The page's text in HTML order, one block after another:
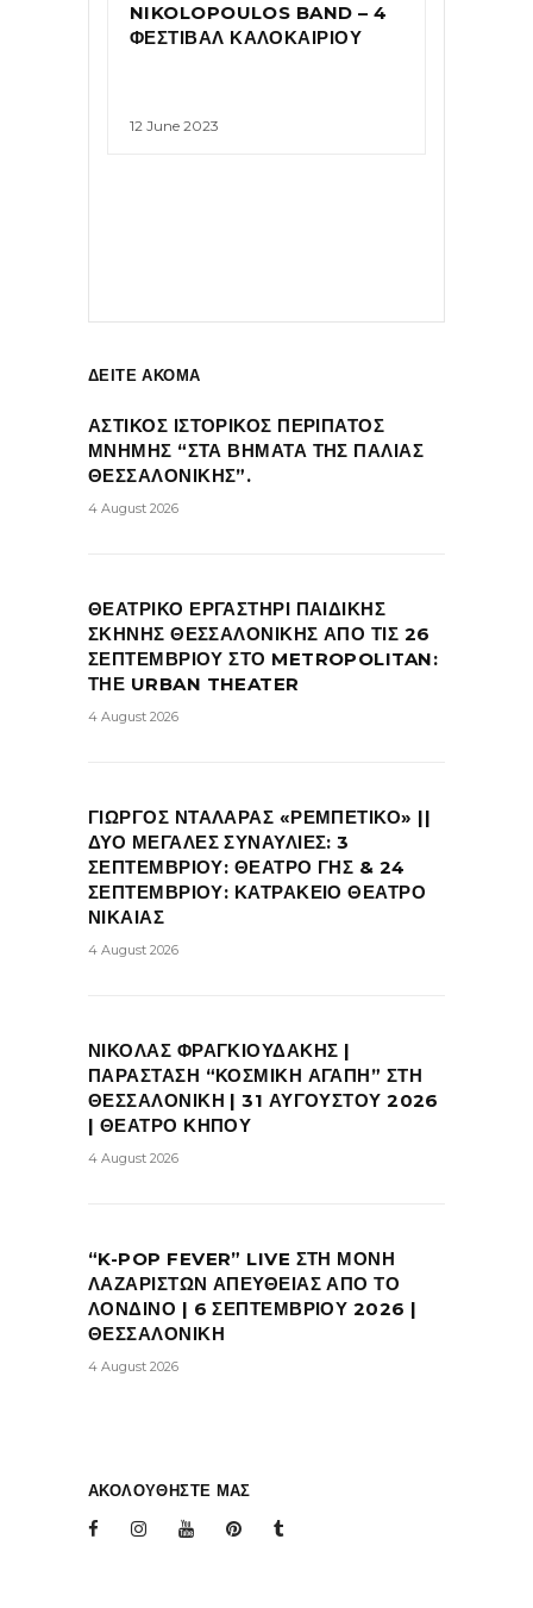
NIKOLOPOULOS BAND – 4
ΦΕΣΤΙΒΑΛ ΚΑΛΟΚΑΙΡΙΟΥ
12 June 2023
ΔΕΙΤΕ ΑΚΟΜΑ
ΑΣΤΙΚΟΣ ΙΣΤΟΡΙΚΟΣ ΠΕΡΙΠΑΤΟΣ
ΜΝΗΜΗΣ “ΣΤΑ ΒΗΜΑΤΑ ΤΗΣ ΠΑΛΙΑΣ
ΘΕΣΣΑΛΟΝΙΚΗΣ”.
4 August 2026
ΘΕΑΤΡΙΚΟ ΕΡΓΑΣΤΗΡΙ ΠΑΙΔΙΚΗΣ
ΣΚΗΝΗΣ ΘΕΣΣΑΛΟΝΙΚΗΣ ΑΠΟ ΤΙΣ 26
ΣΕΠΤΕΜΒΡΙΟΥ ΣΤΟ METROPOLITAN:
ΤΗΕ URBAN THEATER
4 August 2026
ΓΙΩΡΓΟΣ ΝΤΑΛΑΡΑΣ «ΡΕΜΠΕΤΙΚΟ» ||
ΔΥΟ ΜΕΓΑΛΕΣ ΣΥΝΑΥΛΙΕΣ: 3
ΣΕΠΤΕΜΒΡΙΟΥ: ΘΕΑΤΡΟ ΓΗΣ & 24
ΣΕΠΤΕΜΒΡΙΟΥ: ΚΑΤΡΑΚΕΙΟ ΘΕΑΤΡΟ
ΝΙΚΑΙΑΣ
4 August 2026
ΝΙΚΟΛΑΣ ΦΡΑΓΚΙΟΥΔΑΚΗΣ |
ΠΑΡΑΣΤΑΣΗ “ΚΟΣΜΙΚΗ ΑΓΑΠΗ” ΣΤΗ
ΘΕΣΣΑΛΟΝΙΚΗ | 31 ΑΥΓΟΥΣΤΟΥ 2026
| ΘΕΑΤΡΟ ΚΗΠΟΥ
4 August 2026
“K-POP FEVER” LIVE ΣΤΗ ΜΟΝΗ
ΛΑΖΑΡΙΣΤΩΝ ΑΠΕΥΘΕΙΑΣ ΑΠΟ ΤΟ
ΛΟΝΔΙΝΟ | 6 ΣΕΠΤΕΜΒΡΙΟΥ 2026 |
ΘΕΣΣΑΛΟΝΙΚΗ
4 August 2026
ΑΚΟΛΟΥΘΗΣΤΕ ΜΑΣ